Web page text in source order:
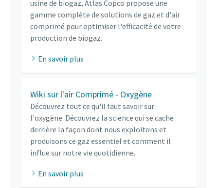
usine de biogaz, Atlas Copco propose une
gamme complète de solutions de gaz et d'air
comprimé pour optimiser l'efficacité de votre
production de biogaz.
En savoir plus
Wiki sur l'air Comprimé - Oxygène
Découvrez tout ce qu'il faut savoir sur
l'oxygène. Découvrez la science qui se cache
derrière la façon dont nous exploitons et
produisons ce gaz essentiel et comment il
influe sur notre vie quotidienne.
En savoir plus